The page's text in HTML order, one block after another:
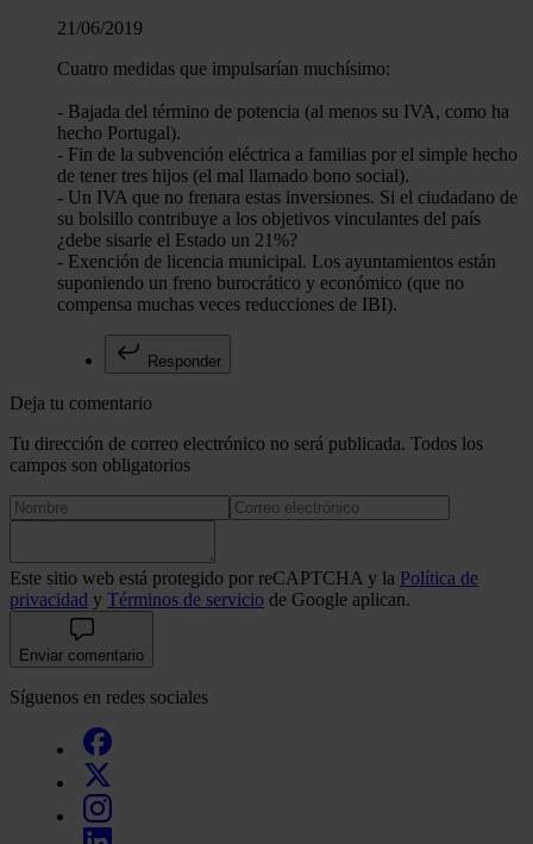
21/06/2019
Cuatro medidas que impulsarían muchísimo:
- Bajada del término de potencia (al menos su IVA, como ha
hecho Portugal).
- Fin de la subvención eléctrica a familias por el simple hecho
de tener tres hijos (el mal llamado bono social).
- Un IVA que no frenara estas inversiones. Si el ciudadano de
su bolsillo contribuye a los objetivos vinculantes del país
¿debe sisarle el Estado un 21%?
- Exención de licencia municipal. Los ayuntamientos están
suponiendo un freno burocrático y económico (que no
compensa muchas veces reducciones de IBI).
Responder
Deja tu comentario
Tu dirección de correo electrónico no será publicada. Todos los
campos son obligatorios
Este sitio web está protegido por reCAPTCHA y la Política de
privacidad y Términos de servicio de Google aplican.
Enviar comentario
Síguenos en redes sociales